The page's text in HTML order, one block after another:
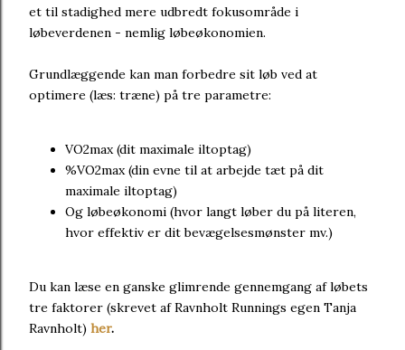
et til stadighed mere udbredt fokusområde i
løbeverdenen - nemlig løbeøkonomien.
Grundlæggende kan man forbedre sit løb ved at
optimere (læs: træne) på tre parametre:
VO2max (dit maximale iltoptag)
%VO2max (din evne til at arbejde tæt på dit
maximale iltoptag)
Og løbeøkonomi (hvor langt løber du på literen,
hvor effektiv er dit bevægelsesmønster mv.)
Du kan læse en ganske glimrende gennemgang af løbets
tre faktorer (skrevet af Ravnholt Runnings egen Tanja
Ravnholt) her.